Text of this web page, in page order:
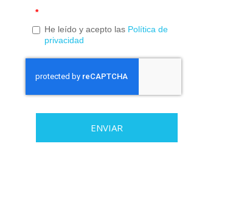
*
He leído y acepto las Política de
privacidad
ENVIAR